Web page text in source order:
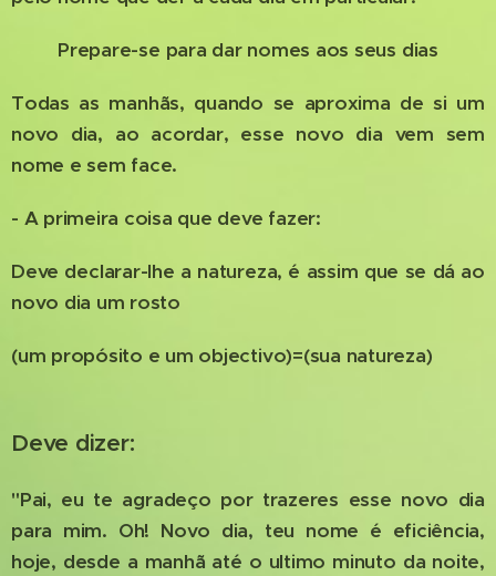
Prepare-se para dar nomes aos seus dias
Todas as manhãs, quando se aproxima de si um
novo dia, ao acordar, esse novo dia vem sem
nome e sem face.
- A primeira coisa que deve fazer:
Deve declarar-lhe a natureza, é assim que se dá ao
novo dia um rosto
(um propósito e um objectivo)=(sua natureza)
Deve dizer:
"Pai, eu te agradeço por trazeres esse novo dia
para mim. Oh! Novo dia, teu nome é eficiência,
hoje, desde a manhã até o ultimo minuto da noite,